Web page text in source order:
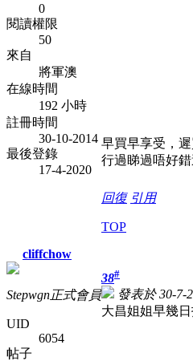
0
閱讀權限
50
來自
將軍澳
在線時間
192 小時
註冊時間
30-10-2014
最後登錄
17-4-2020
早買早享受，
行過睇過唔好
回復 引用
TOP
cliffchow
Stepwgn正式會員
UID
6054
帖子
38#
發表於 30-7-
大昌姐姐早幾